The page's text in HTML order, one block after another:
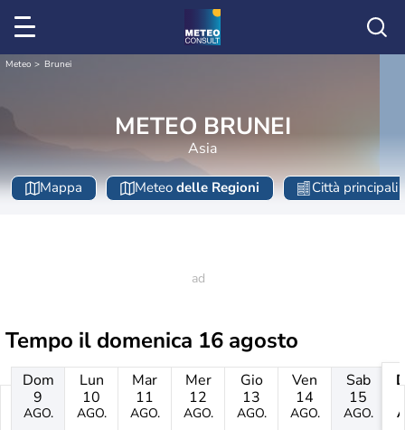
Meteo Brunei
METEO BRUNEI
Asia
Mappa Meteo delle Regioni Città principali
Tempo il domenica 16 agosto
Dom
9
AGO.
Lun
10
AGO.
Mar
11
AGO.
Mer
12
AGO.
Gio
13
AGO.
Ven
14
AGO.
Sab
15
AGO.